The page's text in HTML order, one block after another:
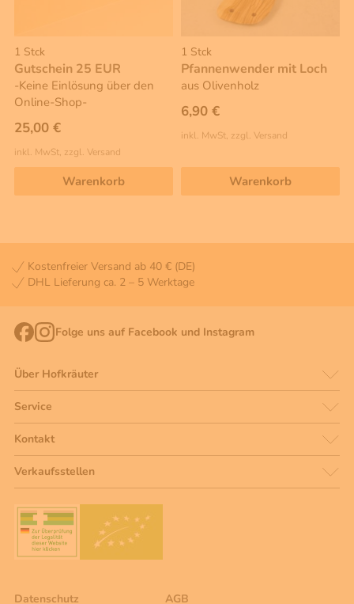
1 Stck
Gutschein 25 EUR
-Keine Einlösung über den
Online-Shop-
25,00 €
inkl. MwSt, zzgl. Versand
Warenkorb
1 Stck
Pfannenwender mit Loch
aus Olivenholz
6,90 €
inkl. MwSt, zzgl. Versand
Warenkorb
Kostenfreier Versand ab 40 € (DE)
DHL Lieferung ca. 2 – 5 Werktage
Folge uns auf Facebook und Instagram
Über Hofkräuter
Service
Kontakt
Verkaufsstellen
Datenschutz AGB